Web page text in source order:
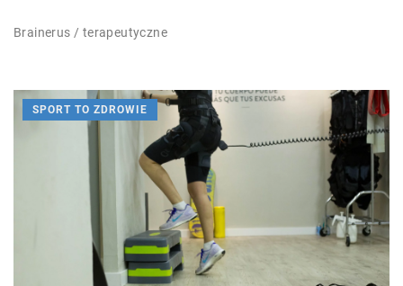
Brainerus / terapeutyczne
SPORT TO ZDROWIE